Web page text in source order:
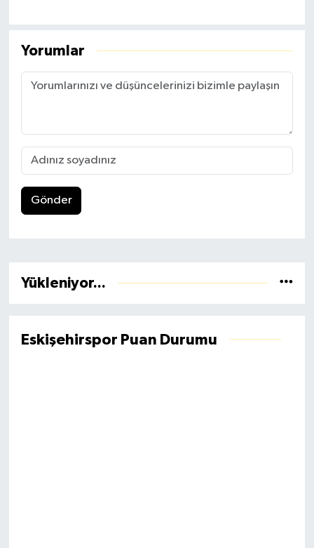
Yorumlar
Gönder
Yükleniyor...
Eskişehirspor Puan Durumu